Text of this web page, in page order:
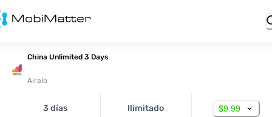
China Unlimited 3 Days
Airalo
3 días Ilimitado $9.99